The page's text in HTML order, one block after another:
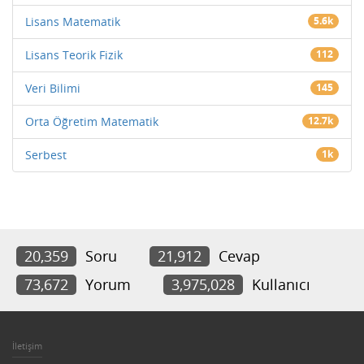
Lisans Matematik 5.6k
Lisans Teorik Fizik 112
Veri Bilimi 145
Orta Öğretim Matematik 12.7k
Serbest 1k
20,359 Soru 21,912
Cevap
73,672
Yorum 3,975,028 Kullanıcı
İletişim